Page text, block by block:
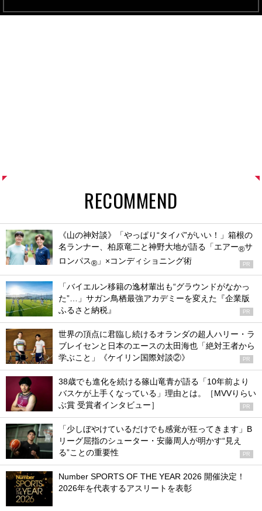
RECOMMEND
《山の神対談》「やっぱり“タイパ”がいい！」箱根の
名ランナー、柏原竜二と神野大地が語る「エアー®サ
ロンパス® 」×コンディショニング術 PR
「バイエルン移籍の逸材輩出も“グラウンドがなかっ
た”…」サガン鳥栖最強アカデミーを変えた『企業版
ふるさと納税』
PR
世界の頂点に君臨し続けるオランダの超人ハリー・ラ
ブレイセンと日本のエースの太田海也「絶対王者から
学ぶこと」《ケイリン国際対談②》
PR
38歳でも進化を続ける篠山竜青が語る「10年前より
バスケが上手くなっている」理由とは。［MVVりらい
ぶ賞 受賞者インタビュー］
PR
「少しぼやけているだけでも感覚が狂ってきます」B
リーグ屈指のシューター・安藤周人が明かす“見え
る”ことの重要性
PR
Number SPORTS OF THE YEAR 2026 開催決定！
2026年を代表するアスリートを表彰